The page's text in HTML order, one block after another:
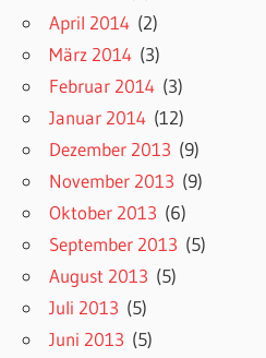
April 2014 (2)
März 2014 (3)
Februar 2014 (3)
Januar 2014 (12)
Dezember 2013 (9)
November 2013 (9)
Oktober 2013 (6)
September 2013 (5)
August 2013 (5)
Juli 2013 (5)
Juni 2013 (5)